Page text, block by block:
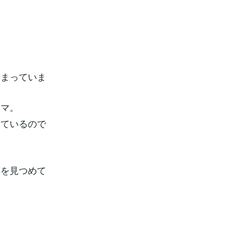
っていま
。
いるので
見つめて